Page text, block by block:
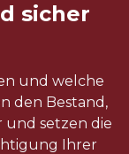
sicher
und welche
den Bestand,
und setzen die
Ihrer